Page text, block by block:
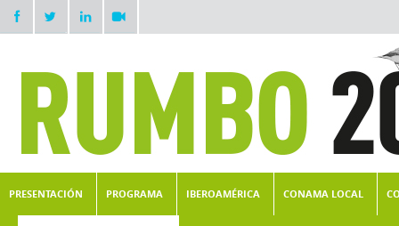
PRESENTACIÓN PROGRAMA IBEROAMÉRICA CONAMA LOCAL